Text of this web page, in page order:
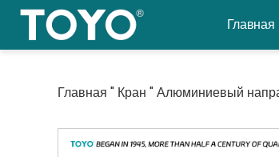
Перейти
содержанию
Главная
Главная " Кран "Алюминиевый